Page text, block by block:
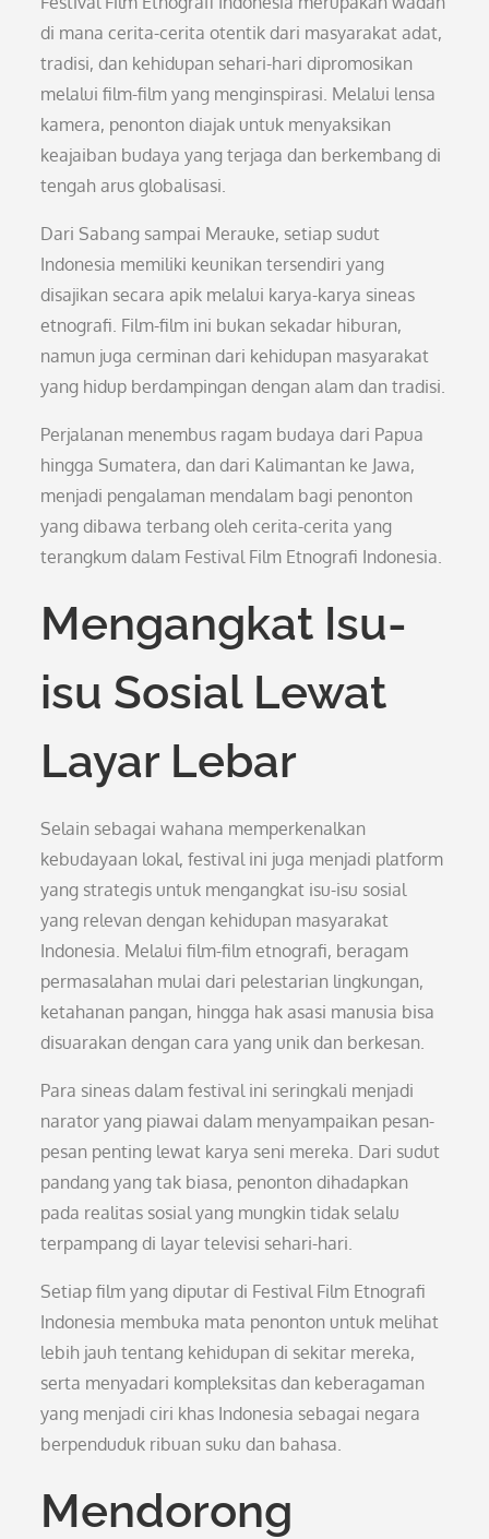
di mana cerita-cerita otentik dari masyarakat adat,
tradisi, dan kehidupan sehari-hari dipromosikan
melalui film-film yang menginspirasi. Melalui lensa
kamera, penonton diajak untuk menyaksikan
keajaiban budaya yang terjaga dan berkembang di
tengah arus globalisasi.
Dari Sabang sampai Merauke, setiap sudut
Indonesia memiliki keunikan tersendiri yang
disajikan secara apik melalui karya-karya sineas
etnografi. Film-film ini bukan sekadar hiburan,
namun juga cerminan dari kehidupan masyarakat
yang hidup berdampingan dengan alam dan tradisi.
Perjalanan menembus ragam budaya dari Papua
hingga Sumatera, dan dari Kalimantan ke Jawa,
menjadi pengalaman mendalam bagi penonton
yang dibawa terbang oleh cerita-cerita yang
terangkum dalam Festival Film Etnografi Indonesia.
Mengangkat Isu-
isu Sosial Lewat
Layar Lebar
Selain sebagai wahana memperkenalkan
kebudayaan lokal, festival ini juga menjadi platform
yang strategis untuk mengangkat isu-isu sosial
yang relevan dengan kehidupan masyarakat
Indonesia. Melalui film-film etnografi, beragam
permasalahan mulai dari pelestarian lingkungan,
ketahanan pangan, hingga hak asasi manusia bisa
disuarakan dengan cara yang unik dan berkesan.
Para sineas dalam festival ini seringkali menjadi
narator yang piawai dalam menyampaikan pesan-
pesan penting lewat karya seni mereka. Dari sudut
pandang yang tak biasa, penonton dihadapkan
pada realitas sosial yang mungkin tidak selalu
terpampang di layar televisi sehari-hari.
Setiap film yang diputar di Festival Film Etnografi
Indonesia membuka mata penonton untuk melihat
lebih jauh tentang kehidupan di sekitar mereka,
serta menyadari kompleksitas dan keberagaman
yang menjadi ciri khas Indonesia sebagai negara
berpenduduk ribuan suku dan bahasa.
Mendorong